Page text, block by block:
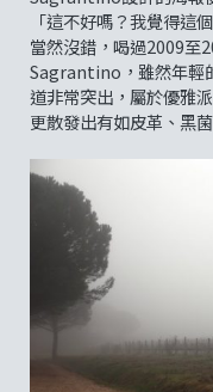
「這不好嗎？我覺得這
當然沒錯，喝過2009
Sagrantino，雖然年輕
道非常突出，屬於優雅
更散發出有如皮革、黑